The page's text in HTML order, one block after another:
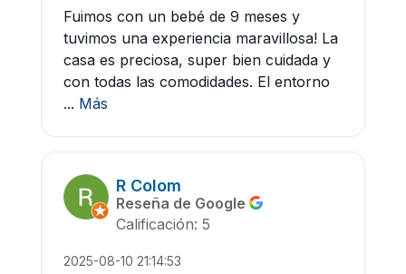
Fuimos con un bebé de 9 meses y
tuvimos una experiencia maravillosa! La
casa es preciosa, super bien cuidada y
con todas las comodidades. El entorno
... Más
R Colom
Reseña de Google
Calificación: 5
2025-08-10 21:14:53